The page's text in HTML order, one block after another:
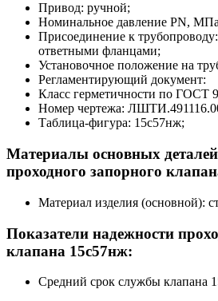
Привод: ручной;
Номинальное давление PN,
Присоединение к
ответными фланцами;
Установочное положение на
Регламентирующий
Класс герметичности по ГОСТ
Номер чертежа:
Таблица-фигура: 15с57нж;
Материалы основных деталей
проходного запорного
Материал изделия (основной):
Показатели надежности
клапана 15с57нж:
Средний срок службы клапана